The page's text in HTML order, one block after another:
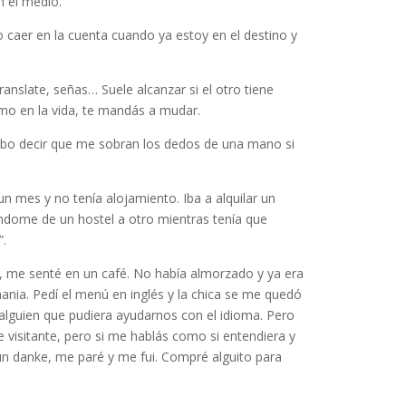
caer en la cuenta cuando ya estoy en el destino y
señas… Suele alcanzar si el otro tiene
en la vida, te mandás a mudar.
decir que me sobran los dedos de una mano si
mes y no tenía alojamiento. Iba a alquilar un
de un hostel a otro mientras tenía que
senté en un café. No había almorzado y ya era
Pedí el menú en inglés y la chica se me quedó
que pudiera ayudarnos con el idioma. Pero
pero si me hablás como si entendiera y
danke, me paré y me fui. Compré alguito para